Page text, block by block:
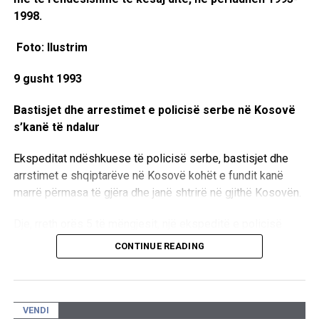
1998.
Foto: Ilustrim
9 gusht 1993
Bastisjet dhe arrestimet e policisë serbe në Kosovë
s’kanë të ndalur
Ekspeditat ndëshkuese të policisë serbe, bastisjet dhe
arrstimet e shqiptarëve në Kosovë kohët e fundit kanë
marrë përmasa të gjëra dhe janë shtrirë në gjithë Kosovën.
serbe, me pretekst të kërkimit të armëve, bastisi familjen
e Beqir H.Krasniqit nga Ostrozubi i Malishevës. Me të
tetëmbëdhjetë vjeçar.
CONTINUE READING
VENDI